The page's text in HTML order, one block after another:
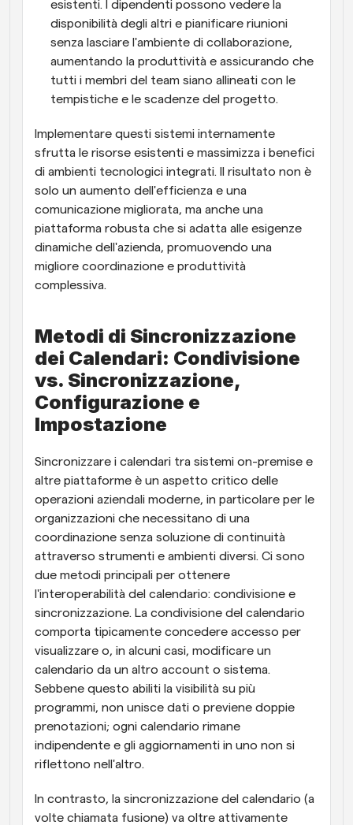
esistenti. I dipendenti possono vedere la
disponibilità degli altri e pianificare riunioni
senza lasciare l'ambiente di collaborazione,
aumentando la produttività e assicurando che
tutti i membri del team siano allineati con le
tempistiche e le scadenze del progetto.
Implementare questi sistemi internamente
sfrutta le risorse esistenti e massimizza i benefici
di ambienti tecnologici integrati. Il risultato non è
solo un aumento dell'efficienza e una
comunicazione migliorata, ma anche una
piattaforma robusta che si adatta alle esigenze
dinamiche dell'azienda, promuovendo una
migliore coordinazione e produttività
complessiva.
Metodi di Sincronizzazione
dei Calendari: Condivisione
vs. Sincronizzazione,
Configurazione e
Impostazione
Sincronizzare i calendari tra sistemi on-premise e
altre piattaforme è un aspetto critico delle
operazioni aziendali moderne, in particolare per le
organizzazioni che necessitano di una
coordinazione senza soluzione di continuità
attraverso strumenti e ambienti diversi. Ci sono
due metodi principali per ottenere
l'interoperabilità del calendario: condivisione e
sincronizzazione. La condivisione del calendario
comporta tipicamente concedere accesso per
visualizzare o, in alcuni casi, modificare un
calendario da un altro account o sistema.
Sebbene questo abiliti la visibilità su più
programmi, non unisce dati o previene doppie
prenotazioni; ogni calendario rimane
indipendente e gli aggiornamenti in uno non si
riflettono nell'altro.
In contrasto, la sincronizzazione del calendario (a
volte chiamata fusione) va oltre attivamente